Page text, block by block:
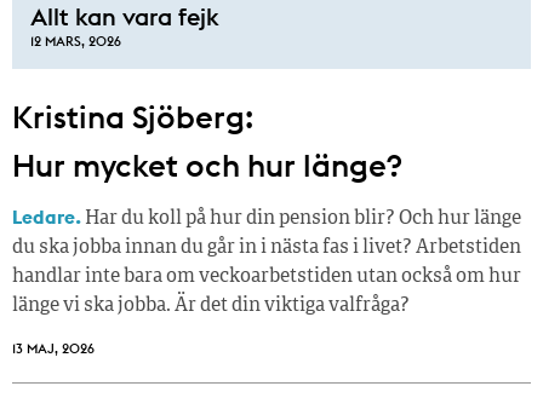
Allt kan vara fejk
12 MARS, 2026
Kristina Sjöberg:
Hur mycket och hur länge?
Ledare. Har du koll på hur din pension blir? Och hur länge
du ska jobba innan du går in i nästa fas i livet? Arbetstiden
handlar inte bara om veckoarbetstiden utan också om hur
länge vi ska jobba. Är det din viktiga valfråga?
13 MAJ, 2026